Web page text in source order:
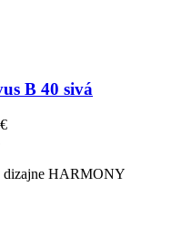
B 40 sivá
dizajne HARMONY